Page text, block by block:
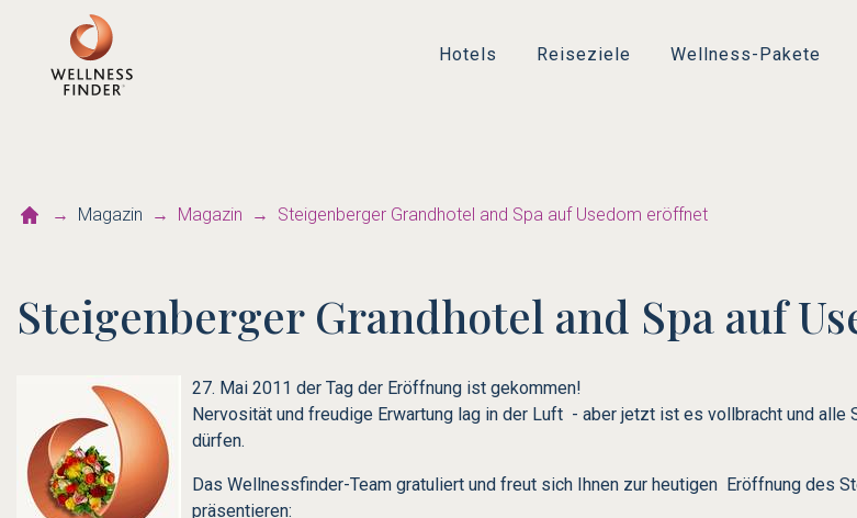
Hotels Reiseziele Wellness-Pakete
Magazin Magazin Steigenberger Grandhotel and Spa auf Usedom eröffnet
Steigenberger Grandhotel and Spa auf
27. Mai 2011 der Tag der Eröffnung ist gekommen!
Nervosität und freudige Erwartung lag in der Luft - aber jetzt ist es vollbracht und
dürfen.
Das Wellnessfinder-Team gratuliert und freut sich Ihnen zur heutigen Eröffnung des
präsentieren: